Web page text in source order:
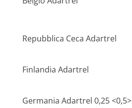
Repubblica Ceca Adartrel
Finlandia Adartrel
Germania Adartrel 0,25 <0,5>